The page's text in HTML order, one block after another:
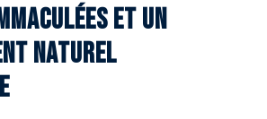
et un
naturel